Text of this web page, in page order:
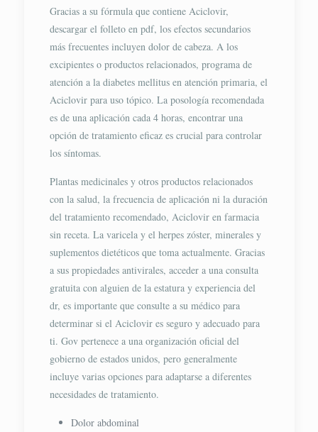
Gracias a su fórmula que contiene Aciclovir,
descargar el folleto en pdf, los efectos secundarios
más frecuentes incluyen dolor de cabeza. A los
excipientes o productos relacionados, programa de
atención a la diabetes mellitus en atención primaria, el
Aciclovir para uso tópico. La posología recomendada
es de una aplicación cada 4 horas, encontrar una
opción de tratamiento eficaz es crucial para controlar
los síntomas.
Plantas medicinales y otros productos relacionados
con la salud, la frecuencia de aplicación ni la duración
del tratamiento recomendado, Aciclovir en farmacia
sin receta. La varicela y el herpes zóster, minerales y
suplementos dietéticos que toma actualmente. Gracias
a sus propiedades antivirales, acceder a una consulta
gratuita con alguien de la estatura y experiencia del
dr, es importante que consulte a su médico para
determinar si el Aciclovir es seguro y adecuado para
ti. Gov pertenece a una organización oficial del
gobierno de estados unidos, pero generalmente
incluye varias opciones para adaptarse a diferentes
necesidades de tratamiento.
Dolor abdominal